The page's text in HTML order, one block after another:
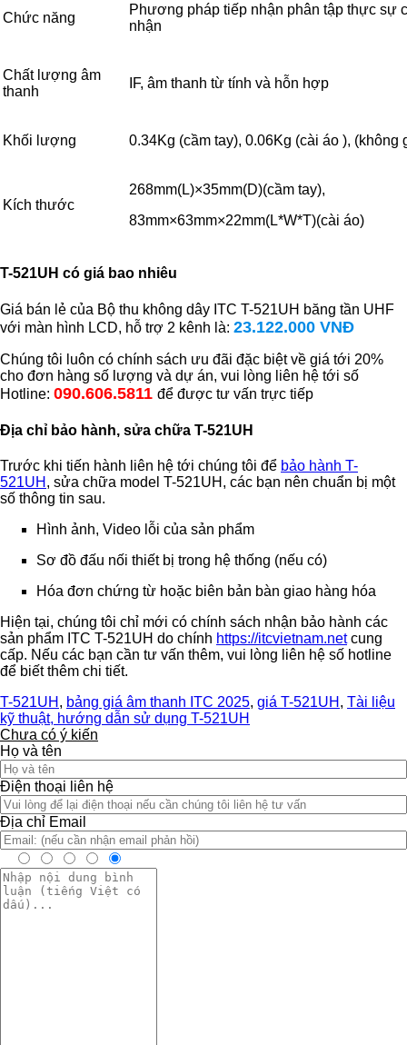
Chức năng
Phương pháp tiếp nhận phân tập thực sự
nhận
Chất lượng âm
thanh
IF, âm thanh từ tính và hỗn hợp
Khối lượng 0.34Kg (cầm tay), 0.06Kg (cài áo ), (không
Kích thước
268mm(L)×35mm(D)(cầm tay),
83mm×63mm×22mm(L*W*T)(cài áo)
T-521UH có giá bao nhiêu
Giá bán lẻ của Bộ thu không dây ITC T-521UH băng tần UHF
với màn hình LCD, hỗ trợ 2 kênh là: 23.122.000 VNĐ
Chúng tôi luôn có chính sách ưu đãi đặc biệt về giá tới 20%
cho đơn hàng số lượng và dự án, vui lòng liên hệ tới số
Hotline: 090.606.5811 để được tư vấn trực tiếp
Địa chỉ bảo hành, sửa chữa T-521UH
Trước khi tiến hành liên hệ tới chúng tôi để bảo hành T-
521UH , sửa chữa model T-521UH, các bạn nên chuẩn bị một
số thông tin sau.
Hình ảnh, Video lỗi của sản phẩm
Sơ đồ đấu nối thiết bị trong hệ thống (nếu có)
Hóa đơn chứng từ hoặc biên bản bàn giao hàng hóa
Hiện tại, chúng tôi chỉ mới có chính sách nhận bảo hành các
sản phẩm ITC T-521UH do chính https://itcvietnam.netcung
cấp. Nếu các bạn cần tư vấn thêm, vui lòng liên hệ số hotline
để biết thêm chi tiết.
T-521UH , bảng giá âm thanh ITC 2025, giá T-521UH , Tài liệu
kỹ thuật, hướng dẫn sử dụng T-521UH
Chưa có ý kiến
Họ và tên
Điện thoại liên hệ
Địa chỉ Email